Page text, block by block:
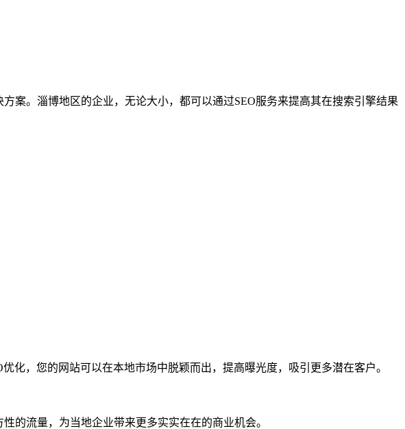
案。淄博地区的企业，无论大小，都可以通过SEO服务来提高其在搜索引擎结果
化，您的网站可以在本地市场中脱颖而出，提高曝光度，吸引更多潜在客户。
的流量，为当地企业带来更多实实在在的商业机会。